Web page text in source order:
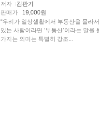
저자
김판기
판매가
19,000원
“우리가 일상샐활에서 부동산을 몰라
있는 사람이라면 ‘부동산’이라는 말
가지는 의미는 특별히 강조...